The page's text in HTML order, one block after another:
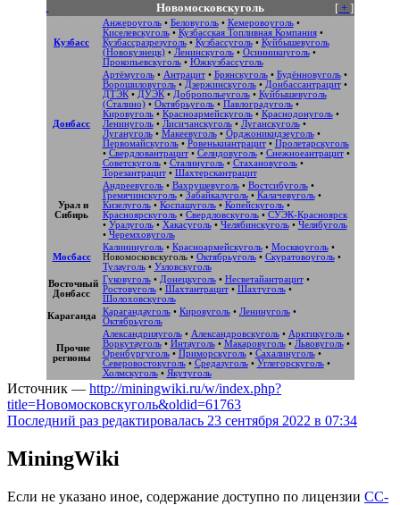
[+ ]
Новомосковскуголь
Кузбасс
Анжероуголь• Беловуголь• Кемеровоуголь•
Киселевскуголь• Кузбасская Топливная Компания•
Кузбассразрезуголь• Кузбассуголь• Куйбышевуголь
(Новокузнецк)• Ленинскуголь• Осинникиуголь•
Прокопьевскуголь• Южкузбассуголь
Донбасс
Артёмуголь• Антрацит• Брянскуголь• Будённовуголь•
Ворошиловуголь• Дзержинскуголь• Донбассантрацит•
ДТЭК• ДУЭК• Добропольеуголь• Куйбышевуголь
(Сталино)• Октябрьуголь• Павлоградуголь•
Кировуголь• Красноармейскуголь• Краснодонуголь•
Ленинуголь• Лисичанскуголь• Луганскуголь•
Лугануголь• Макеевуголь• Орджоникидзеуголь•
Первомайскуголь• Ровенькиантрацит• Пролетарскуголь
• Свердловантрацит• Селидовуголь• Снежноеантрацит•
Советскуголь• Сталинуголь• Стахановуголь•
Торезантрацит• Шахтерскантрацит
Урал и
Сибирь
Андреевуголь• Вахрушевуголь• Востсибуголь•
Гремячинскуголь• Забайкалуголь• Калачевуголь•
Кизелуголь• Коспашуголь• Копейскуголь•
Красноярскуголь• Свердловскуголь• СУЭК-Красноярск
• Уралуголь• Хакасуголь• Челябинскуголь• Челябуголь
• Черемховуголь
Мосбасс
Калининуголь• Красноармейскуголь• Москвоуголь•
Новомосковскуголь• Октябрьуголь• Скуратовоуголь•
Тулауголь• Узловскуголь
Восточный
Донбасс
Гуковуголь• Донецкуголь• Несветайантрацит•
Ростовуголь• Шахтантрацит• Шахтуголь•
Шолоховскуголь
Караганда
Карагандауголь• Кировуголь• Ленинуголь•
Октябрьуголь
Прочие
регионы
Александрияуголь• Александровскуголь• Арктикуголь•
Воркутауголь• Интауголь• Макаровуголь• Львовуголь•
Оренбургуголь• Приморскуголь• Сахалинуголь•
Северовостокуголь• Средазуголь• Углегорскуголь•
Холмскуголь• Якутуголь
Источник — http://miningwiki.ru/w/index.php?
title=Новомосковскуголь&oldid=61763
Последний раз редактировалась 23 сентября 2022 в 07:34
MiningWiki
Если не указано иное, содержание доступно по лицензии CC-